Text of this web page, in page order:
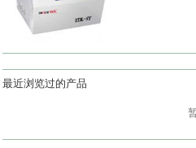
最近浏览过的产品